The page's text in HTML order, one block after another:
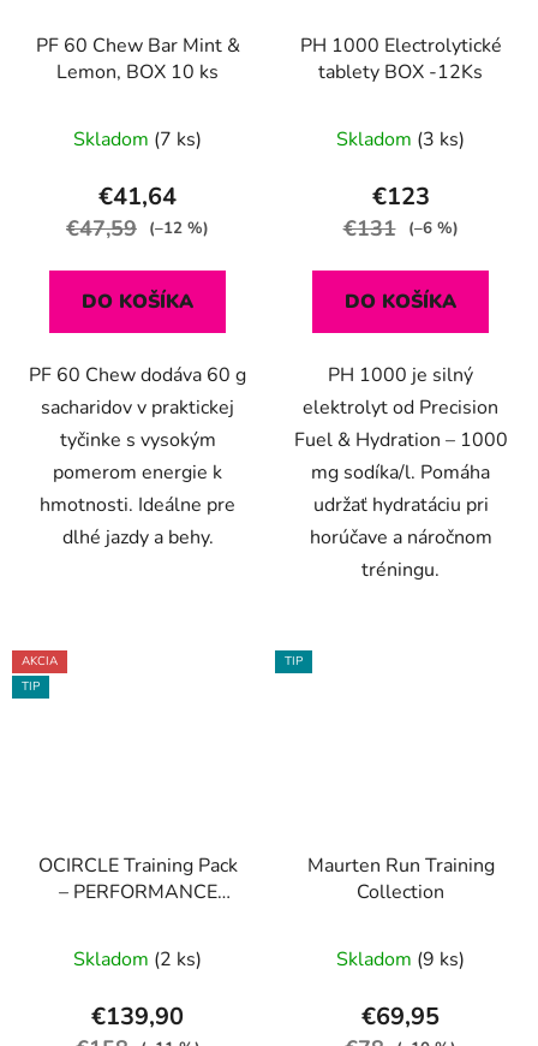
PF 60 Chew Bar Mint &
Lemon, BOX 10 ks
Skladom (7 ks)
€41,64
€47,59 (–12 %)
DO KOŠÍKA
PF 60 Chew dodáva 60 g
sacharidov v praktickej
tyčinke s vysokým
pomerom energie k
hmotnosti. Ideálne pre
dlhé jazdy a behy.
PH 1000 Electrolytické
tablety BOX -12Ks
Skladom (3 ks)
€123
€131 (–6 %)
DO KOŠÍKA
PH 1000 je silný
elektrolyt od Precision
Fuel & Hydration – 1000
mg sodíka/l. Pomáha
udržať hydratáciu pri
horúčave a náročnom
tréningu.
AKCIA
TIP
OCIRCLE Training Pack
– PERFORMANCE
Skladom (2 ks)
€139,90
TIP
Maurten Run Training
Collection
Skladom (9 ks)
€69,95